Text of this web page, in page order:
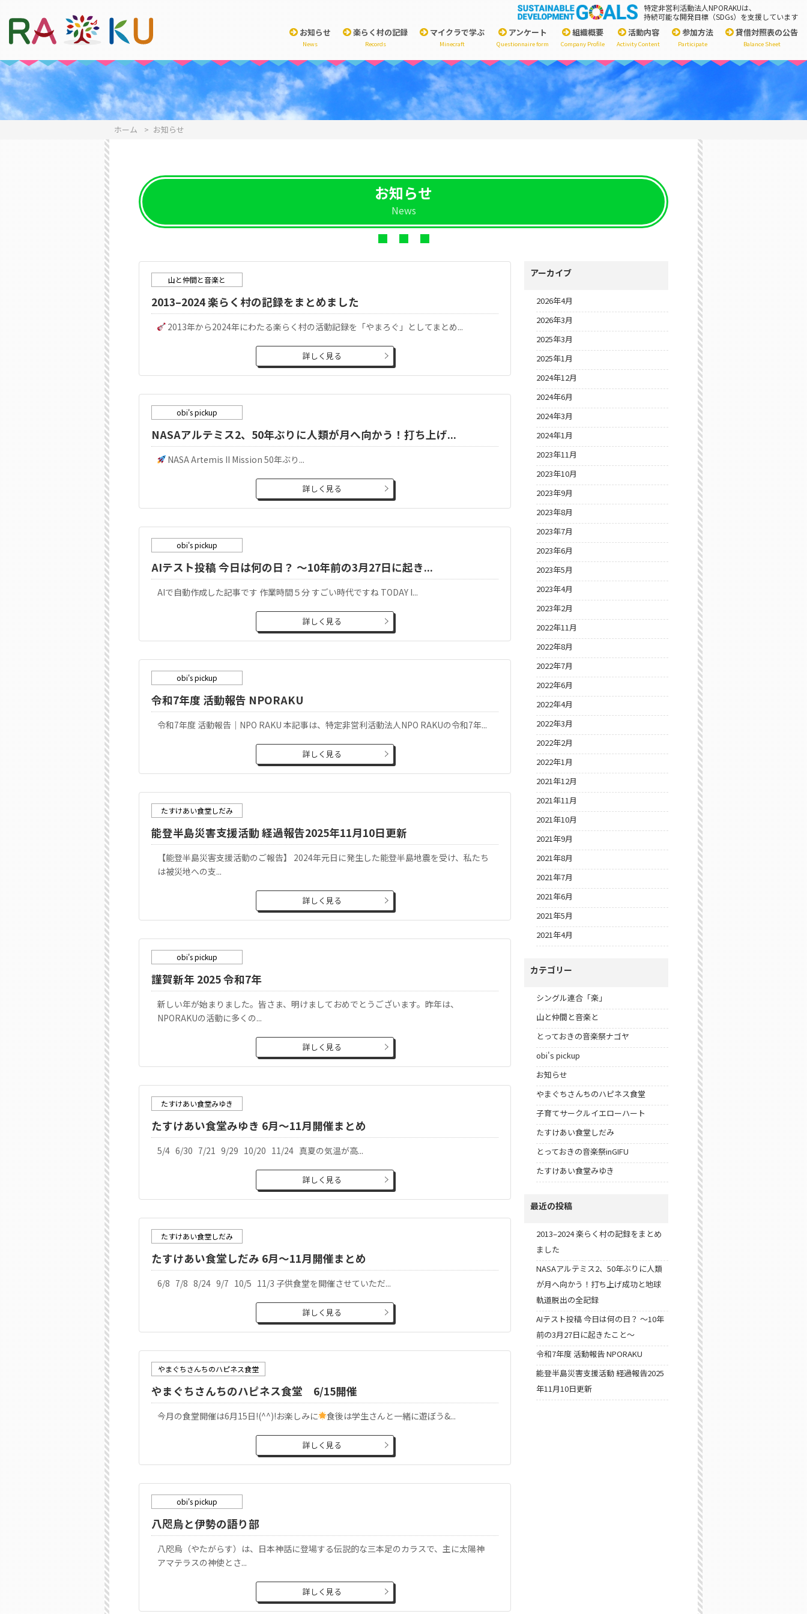
特定非営利活動法人NPORAKUは、
持続可能な開発目標（SDGs）を支援しています
お知らせ
News
楽らく村の記録
Records
マイクラで学ぶ
Minecraft
アンケート
Questionnaire form
組織概要
Company Profile
活動内容
Activity Content
参加方法
Participate
貸借対照表の公告
Balance Sheet
ホーム > お知らせ
お知らせ
News
山と仲間と音楽と
2013–2024 楽らく村の記録をまとめました
2013年から2024年にわたる楽らく村の活動記録を「やまろぐ」としてまとめ...
詳しく見る
obi's pickup
NASAアルテミス2、50年ぶりに人類が月へ向かう！打ち上げ...
NASA Artemis II Mission 50年ぶり...
詳しく見る
obi's pickup
AIテスト投稿 今日は何の日？ 〜10年前の3月27日に起き...
AIで自動作成した記事です 作業時間５分 すごい時代ですね TODAY I...
詳しく見る
obi's pickup
令和7年度 活動報告 NPORAKU
令和7年度 活動報告｜NPO RAKU 本記事は、特定非営利活動法人NPO RAKUの令和7年...
詳しく見る
たすけあい食堂しだみ
能登半島災害支援活動 経過報告2025年11月10日更新
【能登半島災害支援活動のご報告】 2024年元日に発生した能登半島地震を受け、私たち
は被災地への支...
詳しく見る
obi's pickup
謹賀新年 2025 令和7年
新しい年が始まりました。皆さま、明けましておめでとうございます。昨年は、
NPORAKUの活動に多くの...
詳しく見る
たすけあい食堂みゆき
たすけあい食堂みゆき 6月～11月開催まとめ
5/4 6/30 7/21 9/29 10/20 11/24 真夏の気温が高...
詳しく見る
たすけあい食堂しだみ
たすけあい食堂しだみ 6月～11月開催まとめ
6/8 7/8 8/24 9/7 10/5 11/3 子供食堂を開催させていただ...
詳しく見る
やまぐちさんちのハピネス食堂
やまぐちさんちのハピネス食堂 6/15開催
今月の食堂開催は6月15日!(^^)!お楽しみに 食後は学生さんと一緒に遊ぼう&...
詳しく見る
obi's pickup
八咫烏と伊勢の語り部
八咫烏（やたがらす）は、日本神話に登場する伝説的な三本足のカラスで、主に太陽神
アマテラスの神使とさ...
詳しく見る
アーカイブ
2026年4月
2026年3月
2025年3月
2025年1月
2024年12月
2024年6月
2024年3月
2024年1月
2023年11月
2023年10月
2023年9月
2023年8月
2023年7月
2023年6月
2023年5月
2023年4月
2023年2月
2022年11月
2022年8月
2022年7月
2022年6月
2022年4月
2022年3月
2022年2月
2022年1月
2021年12月
2021年11月
2021年10月
2021年9月
2021年8月
2021年7月
2021年6月
2021年5月
2021年4月
カテゴリー
シングル連合「楽」
山と仲間と音楽と
とっておきの音楽祭ナゴヤ
obi's pickup
お知らせ
やまぐちさんちのハピネス食堂
子育てサークルイエローハート
たすけあい食堂しだみ
とっておきの音楽祭inGIFU
たすけあい食堂みゆき
最近の投稿
2013–2024 楽らく村の記録をまとめ
ました
NASAアルテミス2、50年ぶりに人類
が月へ向かう！打ち上げ成功と地球
軌道脱出の全記録
AIテスト投稿 今日は何の日？ 〜10年
前の3月27日に起きたこと〜
令和7年度 活動報告 NPORAKU
能登半島災害支援活動 経過報告2025
年11月10日更新